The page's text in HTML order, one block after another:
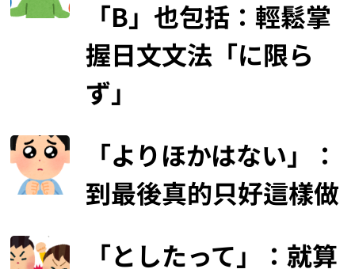
「B」也包括：輕鬆掌
握日文文法「に限ら
ず」
「よりほかはない」：
到最後真的只好這樣做
「としたって」：就算